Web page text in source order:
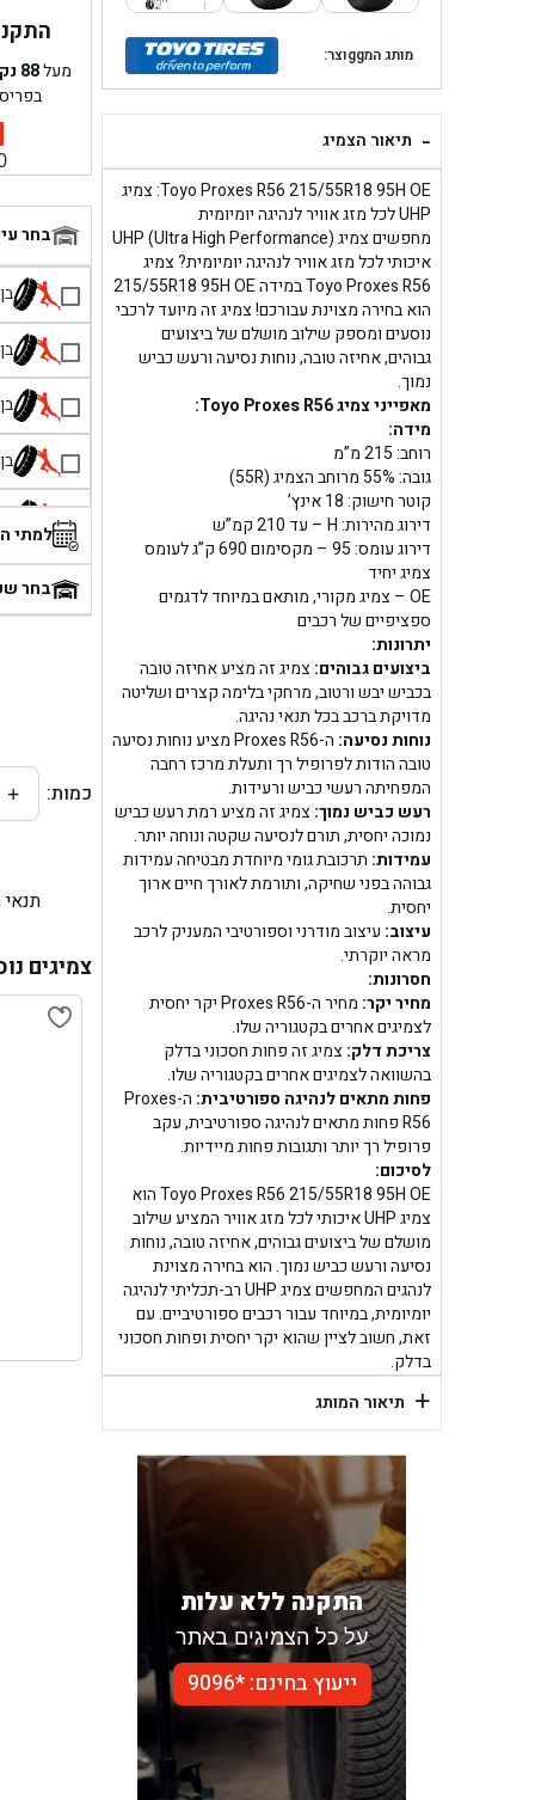
מותג המggוצר:
- תיאור הצמיג
Toyo Proxes R56 215/55R18 95H OE: צמיג
UHP לכל מזג אוויר לנהיגה יומיומית
מחפשים צמיג UHP (Ultra High Performance)
איכותי לכל מזג אוויר לנהיגה יומיומית? צמיג
Toyo Proxes R56 במידה 215/55R18 95H OE
הוא בחירה מצוינת עבורכם! צמיג זה מיועד לרכבי
נוסעים ומספק שילוב מושלם של ביצועים
גבוהים, אחיזה טובה, נוחות נסיעה ורעש כביש
נמוך.
מאפייני צמיג Toyo Proxes R56:
מידה:
רוחב: 215 מ”מ
גובה: 55% מרוחב הצמיג (55R)
קוטר חישוק: 18 אינץ’
דירוג מהירות: H – עד 210 קמ”ש
דירוג עומס: 95 – מקסימום 690 ק”ג לעומס
צמיג יחיד
OE – צמיג מקורי, מותאם במיוחד לדגמים
ספציפיים של רכבים
יתרונות:
ביצועים גבוהים:צמיג זה מציע אחיזה טובה
בכביש יבש ורטוב, מרחקי בלימה קצרים ושליטה
מדויקת ברכב בכל תנאי נהיגה.
נוחות נסיעה:
ה-Proxes R56 מציע נוחות נסיעה
טובה הודות לפרופיל רך ותעלת מרכז רחבה
המפחיתה רעשי כביש ורעידות.
רעש כביש נמוך:צמיג זה מציע רמת רעש כביש
נמוכה יחסית, תורם לנסיעה שקטה ונוחה יותר.
עמידות: תרכובת גומי מיוחדת מבטיחה עמידות
גבוהה בפני שחיקה, ותורמת לאורך חיים ארוך
יחסית.
עיצוב: עיצוב מודרני וספורטיבי המעניק לרכב
מראה יוקרתי.
חסרונות:
מחיר יקר:
מחיר ה-Proxes R56 יקר יחסית
לצמיגים אחרים בקטגוריה שלו.
צריכת דלק:צמיג זה פחות חסכוני בדלק
בהשוואה לצמיגים אחרים בקטגוריה שלו.
פחות מתאים לנהיגה ספורטיבית:
ה-Proxes
R56 פחות מתאים לנהיגה ספורטיבית, עקב
פרופיל רך יותר ותגובות פחות מיידיות.
לסיכום:
Toyo Proxes R56 215/55R18 95H OE הוא
צמיג UHP איכותי לכל מזג אוויר המציע שילוב
מושלם של ביצועים גבוהים, אחיזה טובה, נוחות
נסיעה ורעש כביש נמוך. הוא בחירה מצוינת
לנהגים המחפשים צמיג UHP רב-תכליתי לנהיגה
יומיומית, במיוחד עבור רכבים ספורטיביים. עם
זאת, חשוב לציין שהוא יקר יחסית ופחות חסכוני
בדלק.
+ תיאור המותג
התקנה ללא עלות
על כל הצמיגים באתר
ייעוץ בחינם: *9096
מעל88
בחר
בן
בן
בן
בן
בן
בן
למתי
בחר
כמות: +
צמיגים